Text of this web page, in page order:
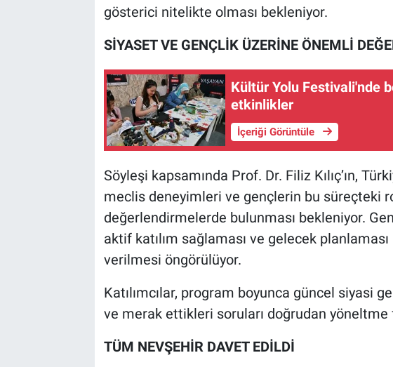
gösterici nitelikte olması bekleniyor.
SİYASET VE GENÇLİK ÜZERİNE ÖNEMLİ
Kültür Yolu Festivali'nde
etkinlikler
İçeriği Görüntüle
Söyleşi kapsamında Prof. Dr. Filiz Kılıç’ın,
meclis deneyimleri ve gençlerin bu süreçteki
değerlendirmelerde bulunması bekleniyor.
aktif katılım sağlaması ve gelecek
verilmesi öngörülüyor.
Katılımcılar, program boyunca güncel siyasi
ve merak ettikleri soruları doğrudan yöneltme
TÜM NEVŞEHİR DAVET EDİLDİ